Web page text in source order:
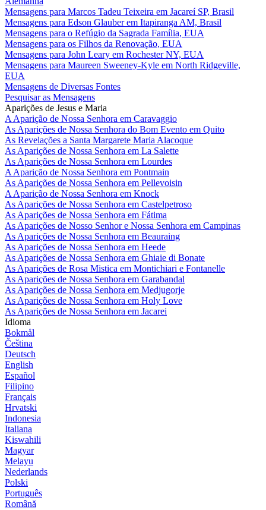
Mensagens para Marcos Tadeu Teixeira em Jacareí SP, Brasil
Mensagens para Edson Glauber em Itapiranga AM, Brasil
Mensagens para o Refúgio da Sagrada Família, EUA
Mensagens para os Filhos da Renovação, EUA
Mensagens para John Leary em Rochester NY, EUA
Mensagens para Maureen Sweeney-Kyle em North Ridgeville,
EUA
Mensagens de Diversas Fontes
Pesquisar as Mensagens
Aparições de Jesus e Maria
A Aparição de Nossa Senhora em Caravaggio
As Aparições de Nossa Senhora do Bom Evento em Quito
As Revelações a Santa Margarete Maria Alacoque
As Aparições de Nossa Senhora em La Salette
As Aparições de Nossa Senhora em Lourdes
A Aparição de Nossa Senhora em Pontmain
As Aparições de Nossa Senhora em Pellevoisin
A Aparição de Nossa Senhora em Knock
As Aparições de Nossa Senhora em Castelpetroso
As Aparições de Nossa Senhora em Fátima
As Aparições de Nosso Senhor e Nossa Senhora em Campinas
As Aparições de Nossa Senhora em Beauraing
As Aparições de Nossa Senhora em Heede
As Aparições de Nossa Senhora em Ghiaie di Bonate
As Aparições de Rosa Mistica em Montichiari e Fontanelle
As Aparições de Nossa Senhora em Garabandal
As Aparições de Nossa Senhora em Medjugorje
As Aparições de Nossa Senhora em Holy Love
As Aparições de Nossa Senhora em Jacarei
Idioma
Bokmål
Čeština
Deutsch
English
Español
Filipino
Français
Hrvatski
Indonesia
Italiana
Kiswahili
Magyar
Melayu
Nederlands
Polski
Português
Română